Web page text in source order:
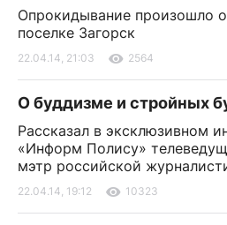
Опрокидывание произошло
поселке Загорск
22.04.14, 21:03 2564
О буддизме и стройных
Рассказал в эксклюзивном
«Информ Полису»
мэтр российской
22.04.14, 19:12 10323